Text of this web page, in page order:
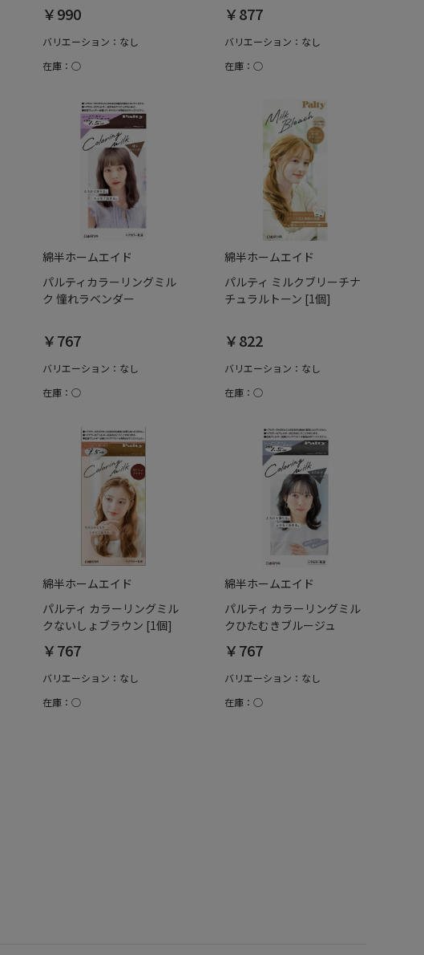
￥990
バリエーション：なし
在庫：○
￥877
バリエーション：なし
在庫：○
綿半ホームエイド
パルティカラーリングミル
ク 憧れラベンダー
￥767
バリエーション：なし
在庫：○
綿半ホームエイド
パルティ ミルクブリーチナ
チュラルトーン [1個]
￥822
バリエーション：なし
在庫：○
綿半ホームエイド
パルティ カラーリングミル
クないしょブラウン [1個]
￥767
バリエーション：なし
在庫：○
綿半ホームエイド
パルティ カラーリングミル
クひたむきブルージュ
￥767
バリエーション：なし
在庫：○